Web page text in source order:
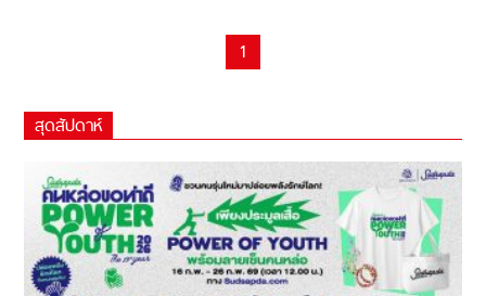
1
สุดสัปดาห์